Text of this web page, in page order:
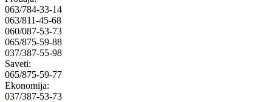
063/784-33-14
063/811-45-68
060/087-53-73
065/875-59-88
037/387-55-98
Saveti:
065/875-59-77
Ekonomija:
037/387-53-73